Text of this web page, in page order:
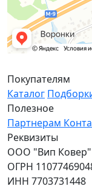
Покупателям
Каталог
Полезное
Партнерам
Реквизиты
ООО "Вип Ковер"
ОГРН
ИНН 7703731448